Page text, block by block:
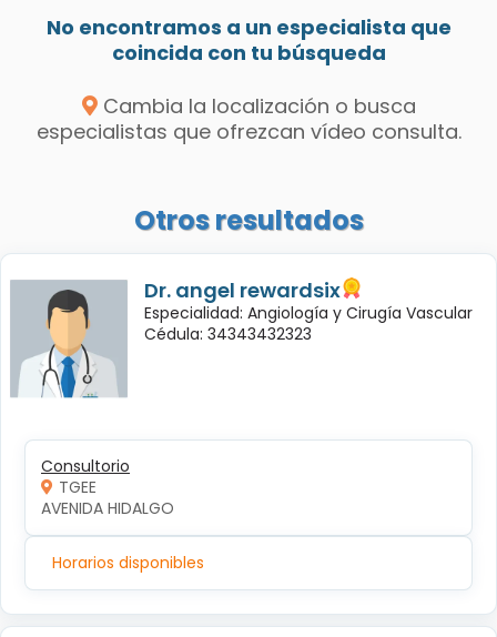
No encontramos a un especialista que
coincida con tu búsqueda
Cambia la localización o busca
especialistas que ofrezcan vídeo consulta.
Otros resultados
Dr. angel rewardsix
Especialidad: Angiología y Cirugía Vascular
Cédula: 34343432323
Consultorio
TGEE
AVENIDA HIDALGO
Horarios disponibles